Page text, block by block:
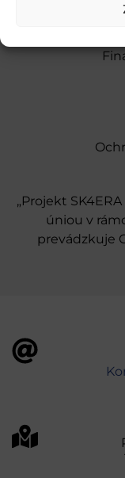
„Projekt
úniou v
prevádzkuje